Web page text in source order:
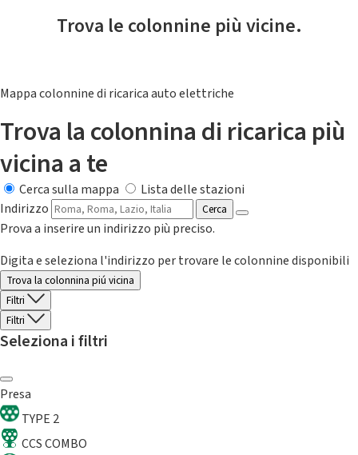
Trova le colonnine più vicine.
Mappa colonnine di ricarica auto elettriche
Trova la colonnina di ricarica più
vicina a te
Cerca sulla mappa
Lista delle stazioni
Indirizzo
Cerca
Prova a inserire un indirizzo più preciso.
Digita e seleziona l'indirizzo per trovare le colonnine disponibili
Trova la colonnina piú vicina
Filtri
Filtri
Seleziona i filtri
Presa
TYPE 2
CCS COMBO